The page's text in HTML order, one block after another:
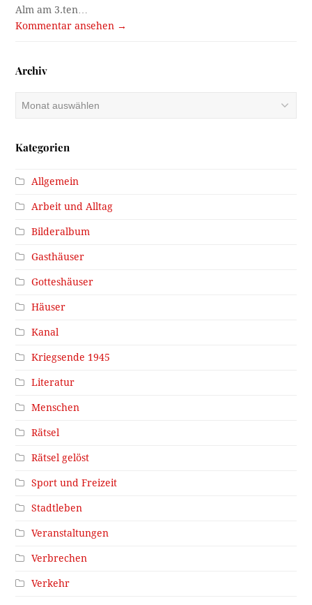
Alm am 3.ten…
Kommentar ansehen →
Archiv
Kategorien
Allgemein
Arbeit und Alltag
Bilderalbum
Gasthäuser
Gotteshäuser
Häuser
Kanal
Kriegsende 1945
Literatur
Menschen
Rätsel
Rätsel gelöst
Sport und Freizeit
Stadtleben
Veranstaltungen
Verbrechen
Verkehr